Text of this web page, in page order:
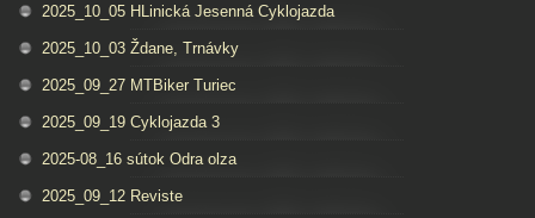
2025_10_05 HLinická Jesenná Cyklojazda
2025_10_03 Ždane, Trnávky
2025_09_27 MTBiker Turiec
2025_09_19 Cyklojazda 3
2025-08_16 sútok Odra olza
2025_09_12 Reviste